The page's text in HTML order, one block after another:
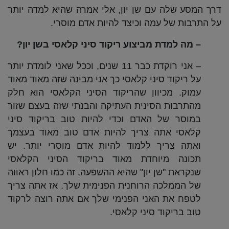
דרך המסע שלה עם שן יון, אלי אמרה שהיא למדה יותר
על התרבות של עמה וכיצד להיות אדם מוסרי.
– מה למדת מביצוע ריקוד סיני קלאסי בשן יון?
– אני רוקדת כבר 11 שנים, וככל שאני לומדת יותר
על ריקוד סיני קלאסי כך אני מבינה שזה מאוד מאוד
עמוק. מכיוון שהריקוד הסיני הקלאסי הוא חלק
מהתרבות הסינית העתיקה והבנתי שזה בעצם שזור
במוסר של האדם וכדי להיות טוב בריקוד סיני
קלאסי אתה צריך להיות אדם טוב מאוד בעצמך
ואתה צריך ללמוד להיות אדם מוסרי יותר. יש
תכונה מיוחדת מאוד בריקוד הסיני הקלאסי
שנקראת "שן יון" שהיא ההשפעה, זה כמו חלון ראווה
של הממלכה הרוחנית הפנימית שלך. אז אתה צריך
לטפח את האני הפנימי שלך אם אתה רוצה לרקוד
טוב בריקוד סיני קלאסי.